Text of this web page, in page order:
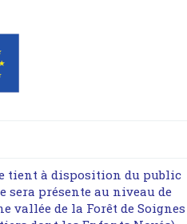
tient à disposition du public
sera présente au niveau de
vallée de la Forêt de Soignes